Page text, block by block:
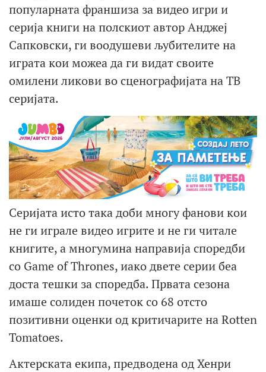
популарната франшиза за видео игри и
серија книги на полскиот автор Анджеј
Сапковски, ги воодушеви љубителите на
играта кои можеа да ги видат своите
омилени ликови во сценографијата на ТВ
серијата.
Серијата исто така доби многу фанови кои
не ги играле видео игрите и не ги читале
книгите, а многумина направија споредби
со Game of Thrones, иако двете серии беа
доста тешки за споредба. Првата сезона
имаше солиден почеток со 68 отсто
позитивни оценки од критичарите на Rotten
Tomatoes.
Актерската екипа, предводена од Хенри